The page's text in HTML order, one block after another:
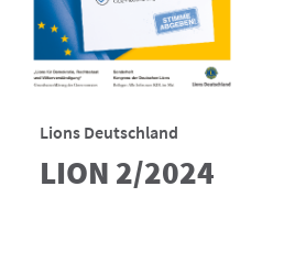
Lions Deutschland
LION 2/2024